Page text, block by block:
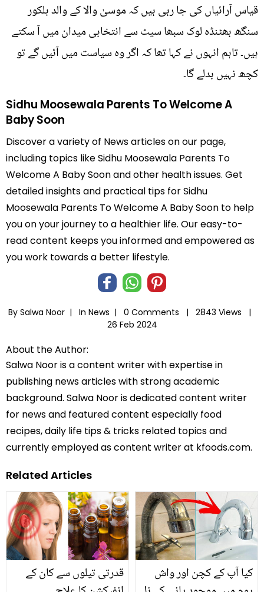
قیاس آرائیاں کی جا رہی ہیں کہ موسیٰ والا کے والد بلکور
سنگھ بھٹنڈہ لوک سبھا سیٹ سے انتخابی میدان میں آ سکتے
ہیں۔ تاہم انہوں نے کہا تھا کہ اگر وہ سیاست میں آئیں گے تو
کچھ نہیں بدلے گا۔
Sidhu Moosewala Parents To Welcome A
Baby Soon
Discover a variety of News articles on our page,
including topics like Sidhu Moosewala Parents To
Welcome A Baby Soon and other health issues. Get
detailed insights and practical tips for Sidhu
Moosewala Parents To Welcome A Baby Soon to help
you on your journey to a healthier life. Our easy-to-
read content keeps you informed and empowered as
you work towards a better lifestyle.
By Salwa Noor | In News | 0 Comments |
2843 Views |
26 Feb 2024
About the Author:
Salwa Noor is a content writer with expertise in
publishing news articles with strong academic
background. Salwa Noor is dedicated content writer
for news and featured content especially food
recipes, daily life tips & tricks related topics and
currently employed as content writer at kfoods.com.
Related Articles
قدرتی تیلوں سے کان کے
کیا آپ کے کچن اور واش